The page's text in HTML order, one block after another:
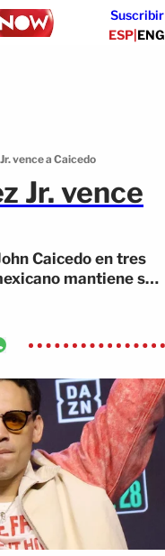
Suscribir
ESP|ENG
vence a Caicedo
Jr. vence
Caicedo en tres
mantiene su